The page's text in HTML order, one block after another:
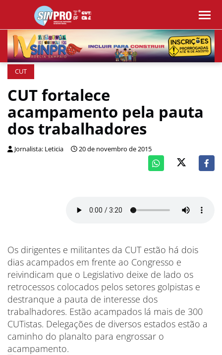
CUT
CUT fortalece
acampamento pela pauta
dos trabalhadores
Jornalista: Leticia 20 de novembro de 2015
Os dirigentes e militantes da CUT estão há dois
dias acampados em frente ao Congresso e
reivindicam que o Legislativo deixe de lado os
retrocessos colocados pelos setores golpistas e
destranque a pauta de interesse dos
trabalhadores. Estão acampados lá mais de 300
CUTistas. Delegações de diversos estados estão a
caminho do planalto para engrossar o
acampamento.